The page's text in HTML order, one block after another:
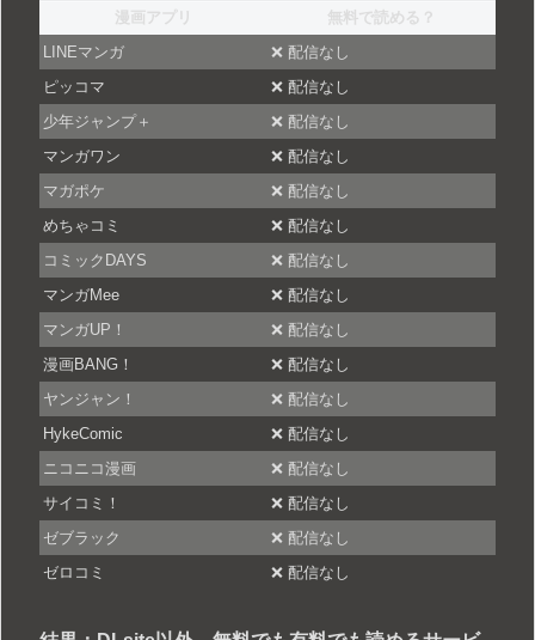
漫画アプリ
無料で読める？
LINEマンガ
❌ 配信なし
ピッコマ
❌ 配信なし
少年ジャンプ＋
❌ 配信なし
マンガワン
❌ 配信なし
マガポケ
❌ 配信なし
めちゃコミ
❌ 配信なし
コミックDAYS
❌ 配信なし
マンガMee
❌ 配信なし
マンガUP！
❌ 配信なし
漫画BANG！
❌ 配信なし
ヤンジャン！
❌ 配信なし
HykeComic
❌ 配信なし
ニコニコ漫画
❌ 配信なし
サイコミ！
❌ 配信なし
ゼブラック
❌ 配信なし
ゼロコミ
❌ 配信なし